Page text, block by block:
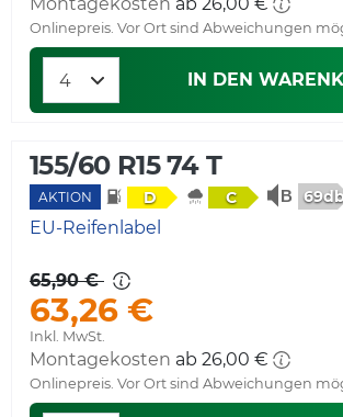
Onlinepreis. Vor Ort sind Abweichungen
IN DEN
155/60 R15 74 T
AKTION D C
EU-Reifenlabel
65,90 €
63,26 €
Inkl. MwSt.
Montagekosten ab 26,00 €
Onlinepreis. Vor Ort sind Abweichungen